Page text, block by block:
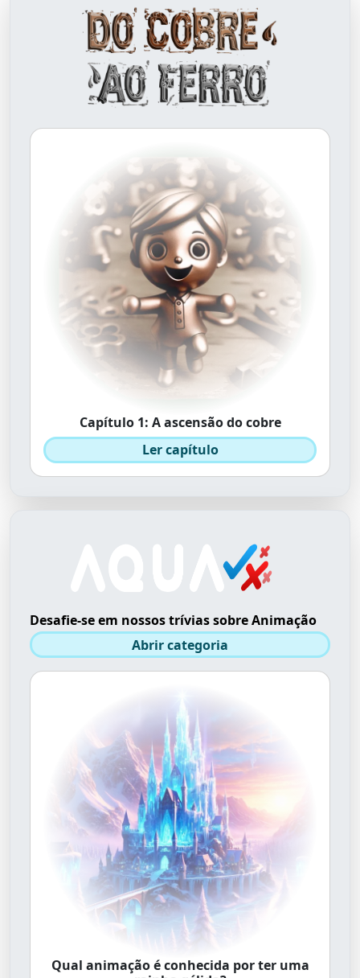
Capítulo 1: A ascensão do cobre
Ler capítulo
Desafie-se em nossos trívias sobre Animação
Abrir categoria
Qual animação é conhecida por ter uma